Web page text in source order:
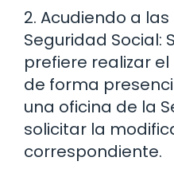
2. Acudiendo a
Seguridad Social:
prefiere realizar
de forma
una oficina de la
solicitar la
correspondiente.